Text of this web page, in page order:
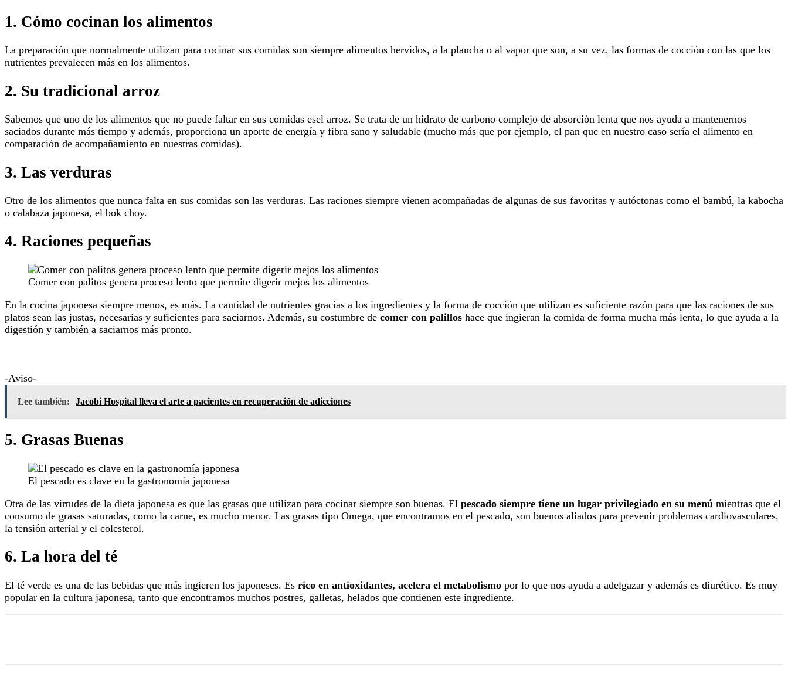
1. Cómo cocinan los alimentos
La preparación que normalmente utilizan para cocinar sus comidas son siempre alimentos hervidos, a la plancha o al vapor que son, a su vez, las formas de cocción con las que los
nutrientes prevalecen más en los alimentos.
2. Su tradicional arroz
Sabemos que uno de los alimentos que no puede faltar en sus comidas esel arroz. Se trata de un hidrato de carbono complejo de absorción lenta que nos ayuda a mantenernos
saciados durante más tiempo y además, proporciona un aporte de energía y fibra sano y saludable (mucho más que por ejemplo, el pan que en nuestro caso sería el alimento en
comparación de acompañamiento en nuestras comidas).
3. Las verduras
Otro de los alimentos que nunca falta en sus comidas son las verduras. Las raciones siempre vienen acompañadas de algunas de sus favoritas y autóctonas como el bambú, la kabocha
o calabaza japonesa, el bok choy.
4. Raciones pequeñas
Comer con palitos genera proceso lento que permite digerir mejos los alimentos
En la cocina japonesa siempre menos, es más. La cantidad de nutrientes gracias a los ingredientes y la forma de cocción que utilizan es suficiente razón para que las raciones de sus
platos sean las justas, necesarias y suficientes para saciarnos. Además, su costumbre de comer con palillos hace que ingieran la comida de forma mucha más lenta, lo que ayuda a la
digestión y también a saciarnos más pronto.
-Aviso-
Lee también: Jacobi Hospital lleva el arte a pacientes en recuperación de adicciones
5. Grasas Buenas
El pescado es clave en la gastronomía japonesa
Otra de las virtudes de la dieta japonesa es que las grasas que utilizan para cocinar siempre son buenas. El pescado siempre tiene un lugar privilegiado en su menú mientras que el
consumo de grasas saturadas, como la carne, es mucho menor. Las grasas tipo Omega, que encontramos en el pescado, son buenos aliados para prevenir problemas cardiovasculares,
la tensión arterial y el colesterol.
6. La hora del té
El té verde es una de las bebidas que más ingieren los japoneses. Es rico en antioxidantes, acelera el metabolismo por lo que nos ayuda a adelgazar y además es diurético. Es muy
popular en la cultura japonesa, tanto que encontramos muchos postres, galletas, helados que contienen este ingrediente.